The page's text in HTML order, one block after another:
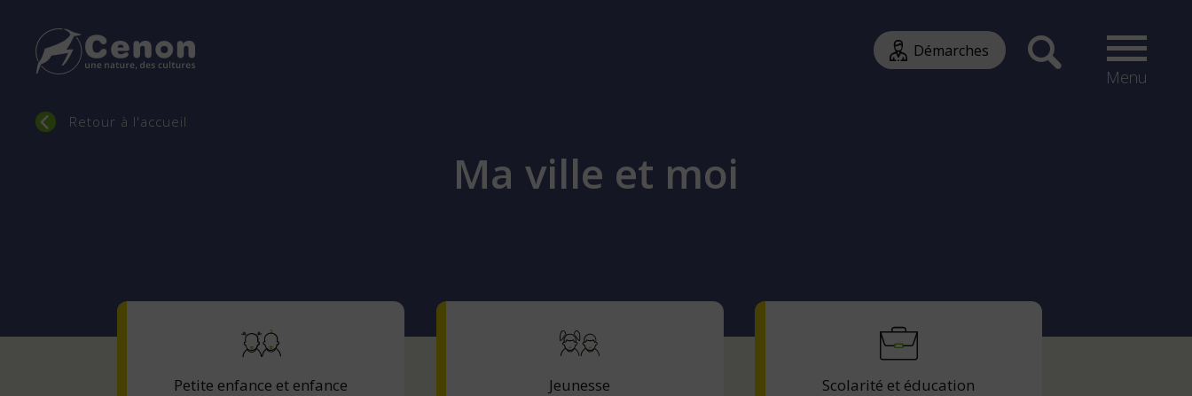
Démarches
Menu
Fil
Retour à l'accueil
Ma ville et moi
Petite enfance et enfance Jeunesse Scolarité et éducation